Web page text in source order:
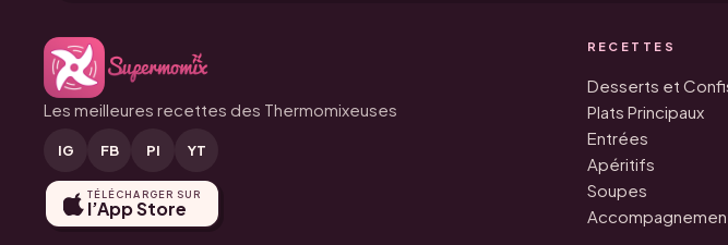
Les meilleures recettes des Thermomixeuses
IG FB PI YT
TÉLÉCHARGER SUR
l’App Store
RECETTES
Desserts et
Plats Principaux
Entrées
Apéritifs
Soupes